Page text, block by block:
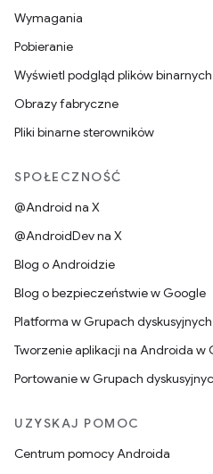
Wymagania
Pobieranie
Wyświetl podgląd plików binarnych
Obrazy fabryczne
Pliki binarne sterowników
SPOŁECZNOŚĆ
@Android na X
@AndroidDev na X
Blog o Androidzie
Blog o bezpieczeństwie w Google
Platforma w Grupach
Tworzenie aplikacji na Androida
Portowanie w Grupach
UZYSKAJ POMOC
Centrum pomocy Androida